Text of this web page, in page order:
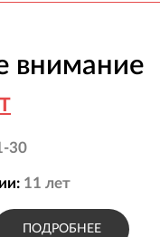
внимание
30
11 лет
ПОДРОБНЕЕ